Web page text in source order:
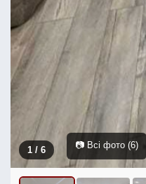
1 / 6 📷 Всі фото (6)